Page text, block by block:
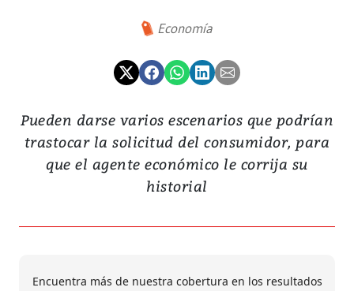
Economía
Pueden darse varios escenarios que podrían
trastocar la solicitud del consumidor, para
que el agente económico le corrija su
historial
Encuentra más de nuestra cobertura en los resultados